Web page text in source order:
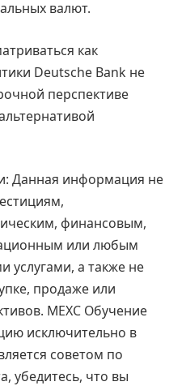
валют.
как
Deutsche Bank не
перспективе
Данная информация не
финансовым,
или любым
услугами, а также не
продаже или
MEXC Обучение
исключительно в
советом по
убедитесь, что вы